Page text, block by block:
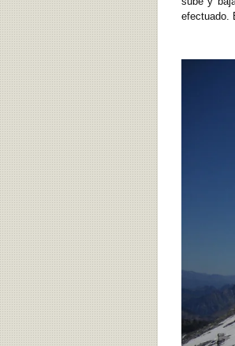
efectuado.